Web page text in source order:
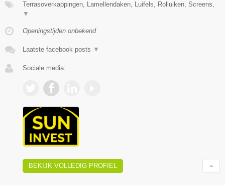
Terrasoverkappingen, Lamellendaken, Luifels, Rolluiken, Screens,
▼
Openingstijden onbekend
Laatste facebook posts ▼
Sociale media:
BEKIJK VOLLEDIG PROFIEL